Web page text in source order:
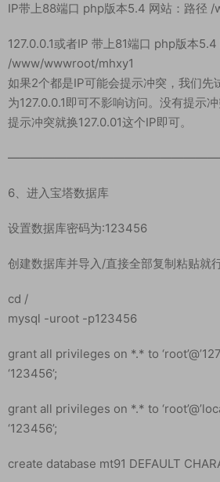
IP带上88端口 php版本5.4 网站：路径
127.0.0.1或者IP 带上81端口 php版本5.4
/www/wwwroot/mhxy1
如果2个都是IP可能会提示冲突，我们先
为127.0.0.1即可不影响访问。没有提示
提示冲突就换127.0.01这个IP即可。
6、进入宝塔数据库
设置数据库密码为:123456
创建数据库并导入/直接全部复制粘贴就
cd /
mysql -uroot -p123456
grant all privileges on *.* to
‘123456’;
grant all privileges on *.* to
‘123456’;
create database mt91 DEFAULT